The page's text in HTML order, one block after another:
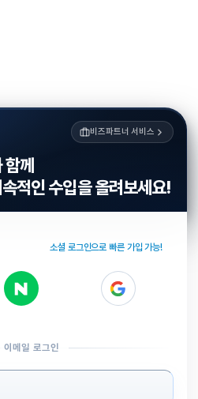
비즈파트너 서비스
함께
적인 수입을 올려보세요!
소셜 로그인으로 빠른 가입 가능!
이메일 로그인